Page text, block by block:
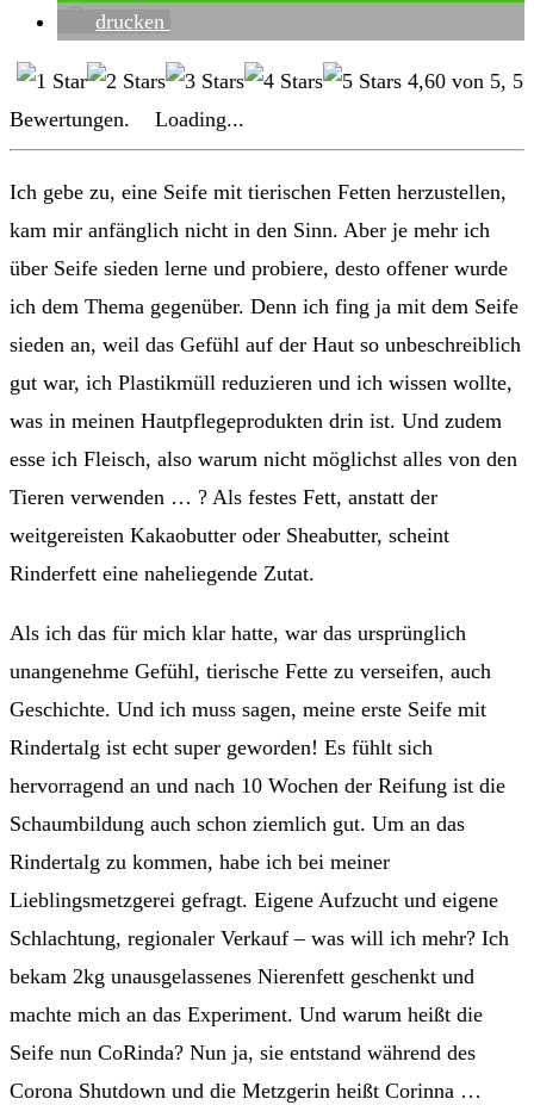
drucken
4,60 von 5, 5
Bewertungen.
Loading...
Ich gebe zu, eine Seife mit tierischen Fetten herzustellen,
kam mir anfänglich nicht in den Sinn. Aber je mehr ich
über Seife sieden lerne und probiere, desto offener wurde
ich dem Thema gegenüber. Denn ich fing ja mit dem Seife
sieden an, weil das Gefühl auf der Haut so unbeschreiblich
gut war, ich Plastikmüll reduzieren und ich wissen wollte,
was in meinen Hautpflegeprodukten drin ist. Und zudem
esse ich Fleisch, also warum nicht möglichst alles von den
Tieren verwenden … ? Als festes Fett, anstatt der
weitgereisten Kakaobutter oder Sheabutter, scheint
Rinderfett eine naheliegende Zutat.
Als ich das für mich klar hatte, war das ursprünglich
unangenehme Gefühl, tierische Fette zu verseifen, auch
Geschichte. Und ich muss sagen, meine erste Seife mit
Rindertalg ist echt super geworden! Es fühlt sich
hervorragend an und nach 10 Wochen der Reifung ist die
Schaumbildung auch schon ziemlich gut. Um an das
Rindertalg zu kommen, habe ich bei meiner
Lieblingsmetzgerei gefragt. Eigene Aufzucht und eigene
Schlachtung, regionaler Verkauf – was will ich mehr? Ich
bekam 2kg unausgelassenes Nierenfett geschenkt und
machte mich an das Experiment. Und warum heißt die
Seife nun CoRinda? Nun ja, sie entstand während des
Corona Shutdown und die Metzgerin heißt Corinna …